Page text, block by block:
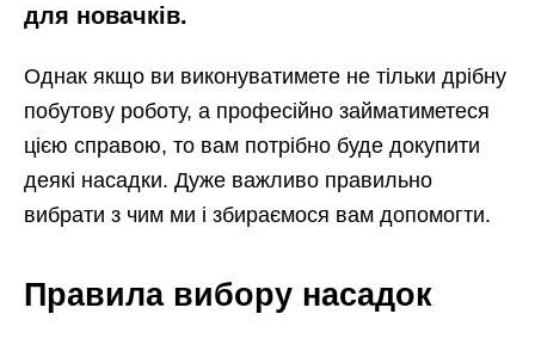
для новачків.
Однак якщо ви виконуватимете не тільки дрібну
побутову роботу, а професійно займатиметеся
цією справою, то вам потрібно буде докупити
деякі насадки. Дуже важливо правильно
вибрати з чим ми і збираємося вам допомогти.
Правила вибору насадок